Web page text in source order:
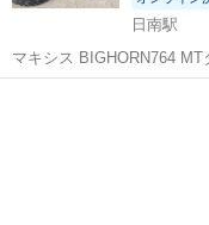
日南駅
マキシス BIGHORN764 MTタイヤです。 譲って
イズ違いで不要になったの